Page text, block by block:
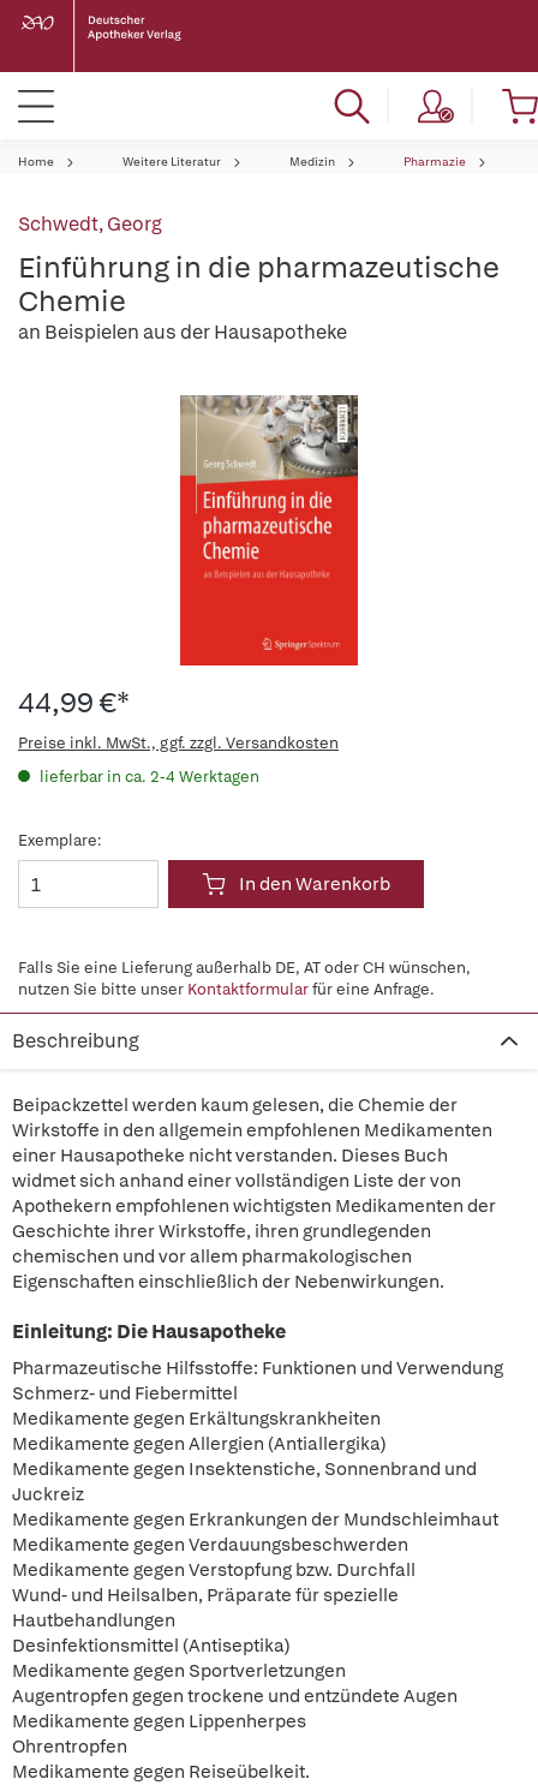
Home Weitere Literatur Medizin Pharmazie
Schwedt, Georg
Einführung in die pharmazeutische
Chemie
an Beispielen aus der Hausapotheke
44,99 €*
Preise inkl. MwSt., ggf. zzgl. Versandkosten
lieferbar in ca. 2-4 Werktagen
Exemplare:
In den Warenkorb
Falls Sie eine Lieferung außerhalb DE, AT oder CH wünschen,
nutzen Sie bitte unser Kontaktformularfür eine Anfrage.
Beschreibung
Beipackzettel werden kaum gelesen, die Chemie der
Wirkstoffe in den allgemein empfohlenen Medikamenten
einer Hausapotheke nicht verstanden. Dieses Buch
widmet sich anhand einer vollständigen Liste der von
Apothekern empfohlenen wichtigsten Medikamenten der
Geschichte ihrer Wirkstoffe, ihren grundlegenden
chemischen und vor allem pharmakologischen
Eigenschaften einschließlich der Nebenwirkungen.
Einleitung: Die Hausapotheke
Pharmazeutische Hilfsstoffe: Funktionen und Verwendung
Schmerz- und Fiebermittel
Medikamente gegen Erkältungskrankheiten
Medikamente gegen Allergien (Antiallergika)
Medikamente gegen Insektenstiche, Sonnenbrand und
Juckreiz
Medikamente gegen Erkrankungen der Mundschleimhaut
Medikamente gegen Verdauungsbeschwerden
Medikamente gegen Verstopfung bzw. Durchfall
Wund- und Heilsalben, Präparate für spezielle
Hautbehandlungen
Desinfektionsmittel (Antiseptika)
Medikamente gegen Sportverletzungen
Augentropfen gegen trockene und entzündete Augen
Medikamente gegen Lippenherpes
Ohrentropfen
Medikamente gegen Reiseübelkeit.